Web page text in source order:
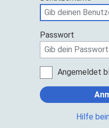
Passwort
Angemeldet
Hilfe